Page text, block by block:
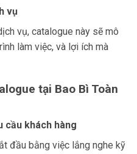
vụ
vụ, catalogue này sẽ mô
làm việc, và lợi ích mà
tại Bao Bì Toàn
cầu khách hàng
đầu bằng việc lắng nghe kỹ